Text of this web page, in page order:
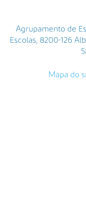
Agrupamento de
Escolas, 8200-126
Mapa do